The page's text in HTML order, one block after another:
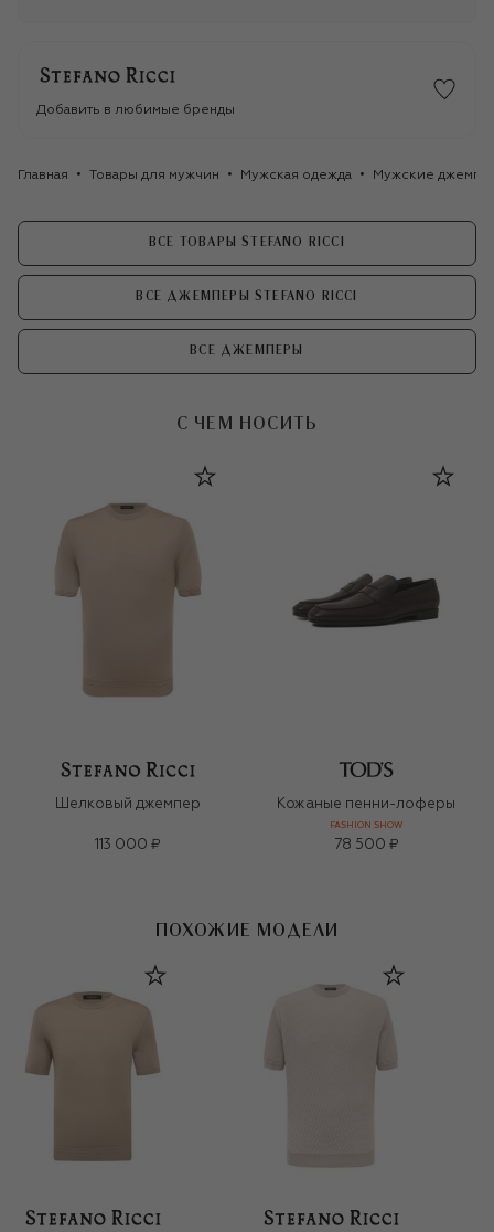
Добавить в любимые бренды
Главная Товары для мужчин Мужская одежда Мужские
ВСЕ ТОВАРЫ STEFANO RICCI
ВСЕ ДЖЕМПЕРЫ STEFANO RICCI
ВСЕ ДЖЕМПЕРЫ
С ЧЕМ НОСИТЬ
Шелковый джемпер
113 000 ₽
Кожаные пенни-лоферы
FASHION SHOW
78 500 ₽
ПОХОЖИЕ МОДЕЛИ